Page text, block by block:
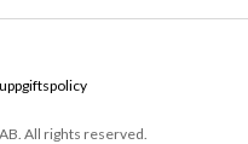
All rights reserved.